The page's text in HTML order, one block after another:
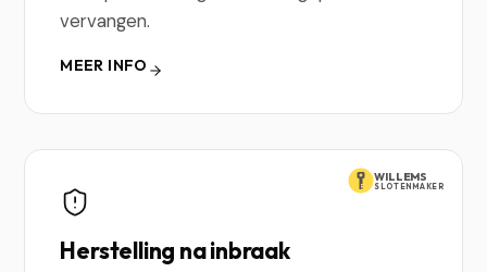
vervangen.
MEER INFO
WILLEMS
SLOTENMAKER
Herstelling na inbraak